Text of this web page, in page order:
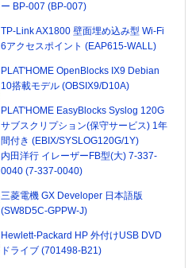
ー BP-007 (BP-007)
TP-Link AX1800 壁面埋め込み型 Wi-Fi
6アクセスポイント (EAP615-WALL)
PLAT'HOME OpenBlocks IX9 Debian
10搭載モデル (OBSIX9/D10A)
PLAT'HOME EasyBlocks Syslog 120G
サブスクリプション(保守サービス) 1年
間付き (EBIX/SYSLOG120G/1Y)
内田洋行 イレーザーFB型(大) 7-337-
0040 (7-337-0040)
三菱電機 GX Developer 日本語版
(SW8D5C-GPPW-J)
Hewlett-Packard HP 外付けUSB DVD
ドライブ (701498-B21)